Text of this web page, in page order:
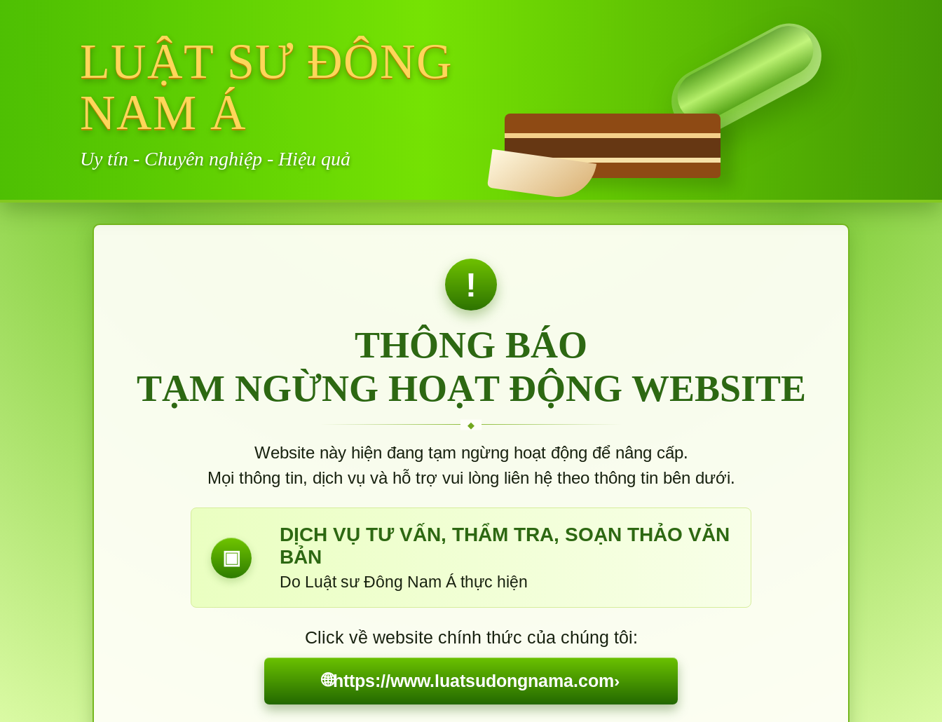
LUẬT SƯ ĐÔNG
NAM Á
Uy tín - Chuyên nghiệp - Hiệu quả
!
THÔNG BÁO
TẠM NGỪNG HOẠT ĐỘNG WEBSITE
Website này hiện đang tạm ngừng hoạt động để nâng cấp.
Mọi thông tin, dịch vụ và hỗ trợ vui lòng liên hệ theo thông tin bên dưới.
▣
DỊCH VỤ TƯ VẤN, THẨM TRA, SOẠN THẢO VĂN
BẢN
Do Luật sư Đông Nam Á thực hiện
Click về website chính thức của chúng tôi:
🌐https://www.luatsudongnama.com›